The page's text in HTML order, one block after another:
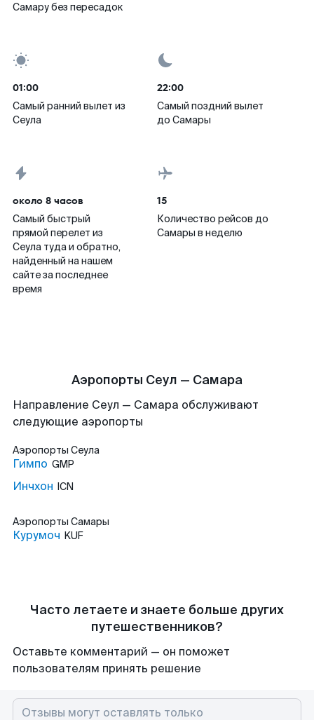
Самару без пересадок
01:00
Самый ранний вылет из
Сеула
22:00
Самый поздний вылет
до Самары
около 8 часов
Самый быстрый
прямой перелет из
Сеула туда и обратно,
найденный на нашем
сайте за последнее
время
15
Количество рейсов до
Самары в неделю
Аэропорты Сеул — Самара
Направление Сеул — Самара обслуживают
следующие аэропорты
Аэропорты Сеула
Гимпо GMP
Инчхон ICN
Аэропорты Самары
Курумоч KUF
Часто летаете и знаете больше других
путешественников?
Оставьте комментарий — он поможет
пользователям принять решение